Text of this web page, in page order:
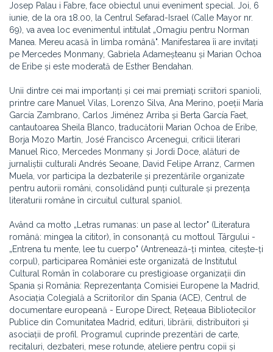
Josep Palau i Fabre, face obiectul unui eveniment special. Joi, 6
iunie, de la ora 18.00, la Centrul Sefarad-Israel (Calle Mayor nr.
69), va avea loc evenimentul intitulat „Omagiu pentru Norman
Manea. Mereu acasă în limba română". Manifestarea îi are invitați
pe Mercedes Monmany, Gabriela Adameșteanu și Marian Ochoa
de Eribe și este moderată de Esther Bendahan.
Unii dintre cei mai importanți și cei mai premiați scriitori spanioli,
printre care Manuel Vilas, Lorenzo Silva, Ana Merino, poeții María
García Zambrano, Carlos Jiménez Arriba și Berta García Faet,
cantautoarea Sheila Blanco, traducătorii Marian Ochoa de Eribe,
Borja Mozo Martín, José Francisco Arcenegui, criticii literari
Manuel Rico, Mercedes Monmany și Jordi Doce, alături de
jurnaliștii culturali Andrés Seoane, David Felipe Arranz, Carmen
Muela, vor participa la dezbaterile și prezentările organizate
pentru autorii români, consolidând punți culturale și prezența
literaturii române în circuitul cultural spaniol.
Având ca motto „Letras rumanas: un pase al lector" (Literatura
română: mingea la cititor), în consonanță cu mottoul Târgului -
„Entrena tu mente, lee tu cuerpo" (Antrenează-ți mintea, citește-ți
corpul), participarea României este organizată de Institutul
Cultural Român în colaborare cu prestigioase organizații din
Spania și România: Reprezentanța Comisiei Europene la Madrid,
Asociația Colegială a Scriitorilor din Spania (ACE), Centrul de
documentare europeană - Europe Direct, Rețeaua Bibliotecilor
Publice din Comunitatea Madrid, edituri, librării, distribuitori și
asociații de profil. Programul cuprinde prezentări de carte,
recitaluri, dezbateri, mese rotunde, ateliere pentru copii și